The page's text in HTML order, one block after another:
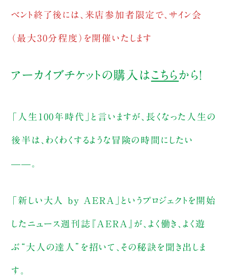
ベント終了後には、来店参加者限定で、サイン会
（最大30分程度）を開催いたします
アーカイブチケットの購入は こちらから！
「人生100年時代」と言いますが、長くなった人生の
後半は、わくわくするような冒険の時間にしたい
——。
「新しい大人 by AERA」というプロジェクトを開始
したニュース週刊誌『AERA』が、よく働き、よく遊
ぶ“大人の達人”を招いて、その秘訣を聞き出しま
す。